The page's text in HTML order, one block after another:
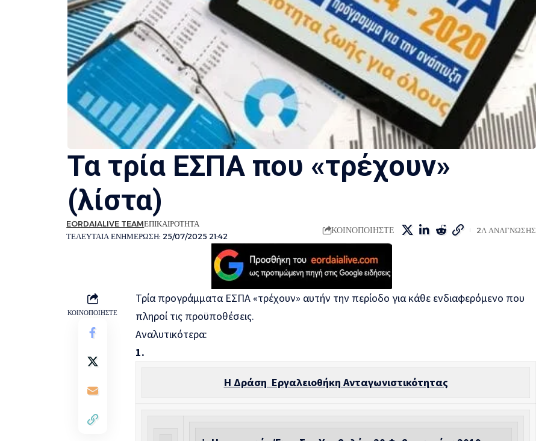
Τα τρία ΕΣΠΑ που «τρέχουν»
(λίστα)
ΤΕΛΕΥΤΑΙΑ ΕΝΗΜΕΡΩΣΗ: 25/07/2025 21:42
EORDAIALIVE TEAMΕΠΙΚΑΙΡΟΤΗΤΑ
ΚΟΙΝΟΠΟΙΗΣΤΕ 2Λ ΑΝΑΓΝΩΣΗΣ
ΚΟΙΝΟΠΟΙΗΣΤΕ
Τρία προγράμματα ΕΣΠΑ «τρέχουν» αυτήν την περίοδο για κάθε ενδιαφερόμενο που
πληροί τις προϋποθέσεις.
Αναλυτικότερα:
1.
Η Δράση Εργαλειοθήκη Ανταγωνιστικότητας